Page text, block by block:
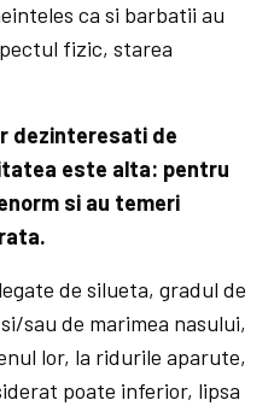
ca si barbatii au
fizic, starea
dezinteresati de
este alta: pentru
si au temeri
de silueta, gradul de
sau de marimea nasului,
lor, la ridurile aparute,
poate inferior, lipsa